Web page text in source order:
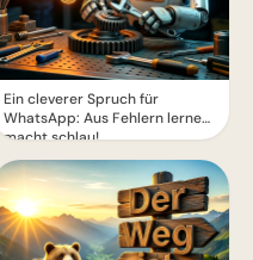
Ein cleverer Spruch für
WhatsApp: Aus Fehlern lernen
macht schlau!